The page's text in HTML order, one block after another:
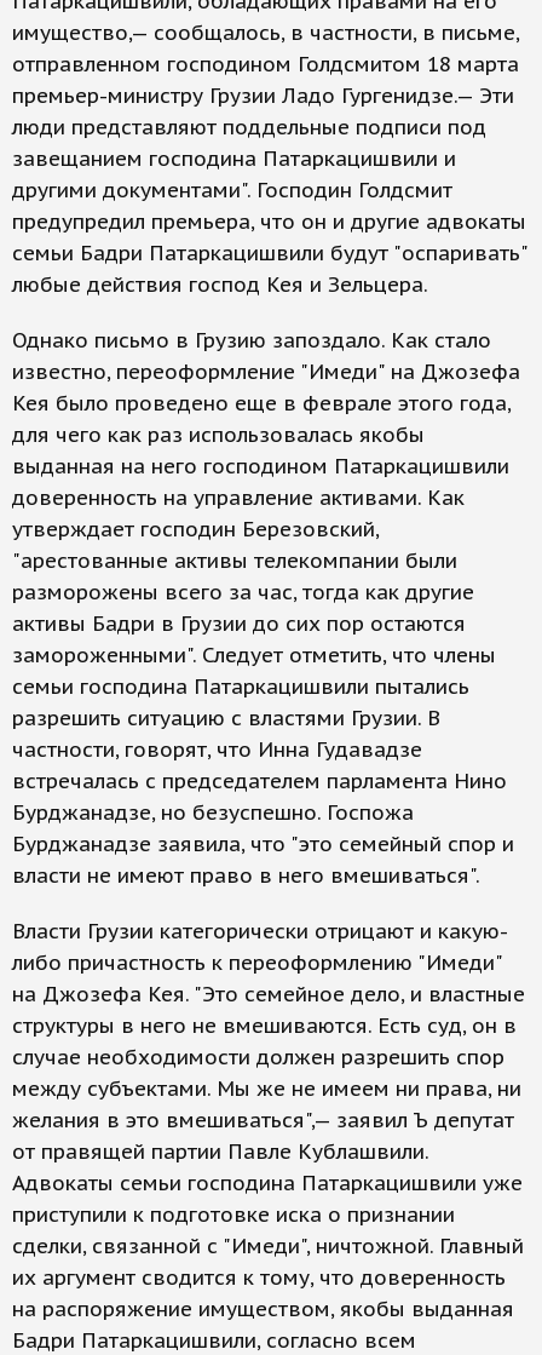
имущество,— сообщалось, в частности, в письме,
отправленном господином Голдсмитом 18 марта
премьер-министру Грузии Ладо Гургенидзе.— Эти
люди представляют поддельные подписи под
завещанием господина Патаркацишвили и
другими документами". Господин Голдсмит
предупредил премьера, что он и другие адвокаты
семьи Бадри Патаркацишвили будут "оспаривать"
любые действия господ Кея и Зельцера.
Однако письмо в Грузию запоздало. Как стало
известно, переоформление "Имеди" на Джозефа
Кея было проведено еще в феврале этого года,
для чего как раз использовалась якобы
выданная на него господином Патаркацишвили
доверенность на управление активами. Как
утверждает господин Березовский,
"арестованные активы телекомпании были
разморожены всего за час, тогда как другие
активы Бадри в Грузии до сих пор остаются
замороженными". Следует отметить, что члены
семьи господина Патаркацишвили пытались
разрешить ситуацию с властями Грузии. В
частности, говорят, что Инна Гудавадзе
встречалась с председателем парламента Нино
Бурджанадзе, но безуспешно. Госпожа
Бурджанадзе заявила, что "это семейный спор и
власти не имеют право в него вмешиваться".
Власти Грузии категорически отрицают и какую-
либо причастность к переоформлению "Имеди"
на Джозефа Кея. "Это семейное дело, и властные
структуры в него не вмешиваются. Есть суд, он в
случае необходимости должен разрешить спор
между субъектами. Мы же не имеем ни права, ни
желания в это вмешиваться",— заявил Ъ депутат
от правящей партии Павле Кублашвили.
Адвокаты семьи господина Патаркацишвили уже
приступили к подготовке иска о признании
сделки, связанной с "Имеди", ничтожной. Главный
их аргумент сводится к тому, что доверенность
на распоряжение имуществом, якобы выданная
Бадри Патаркацишвили, согласно всем